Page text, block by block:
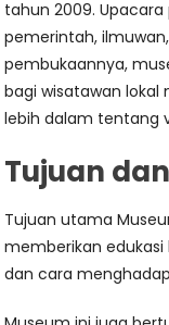
tahun 2009.
pemerintah,
pembukaannya,
bagi wisatawan
lebih dalam tentang
Tujuan
Tujuan utama
memberikan
dan cara